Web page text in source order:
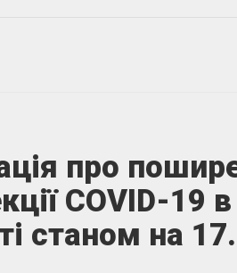
про
COVID-19 в
станом на